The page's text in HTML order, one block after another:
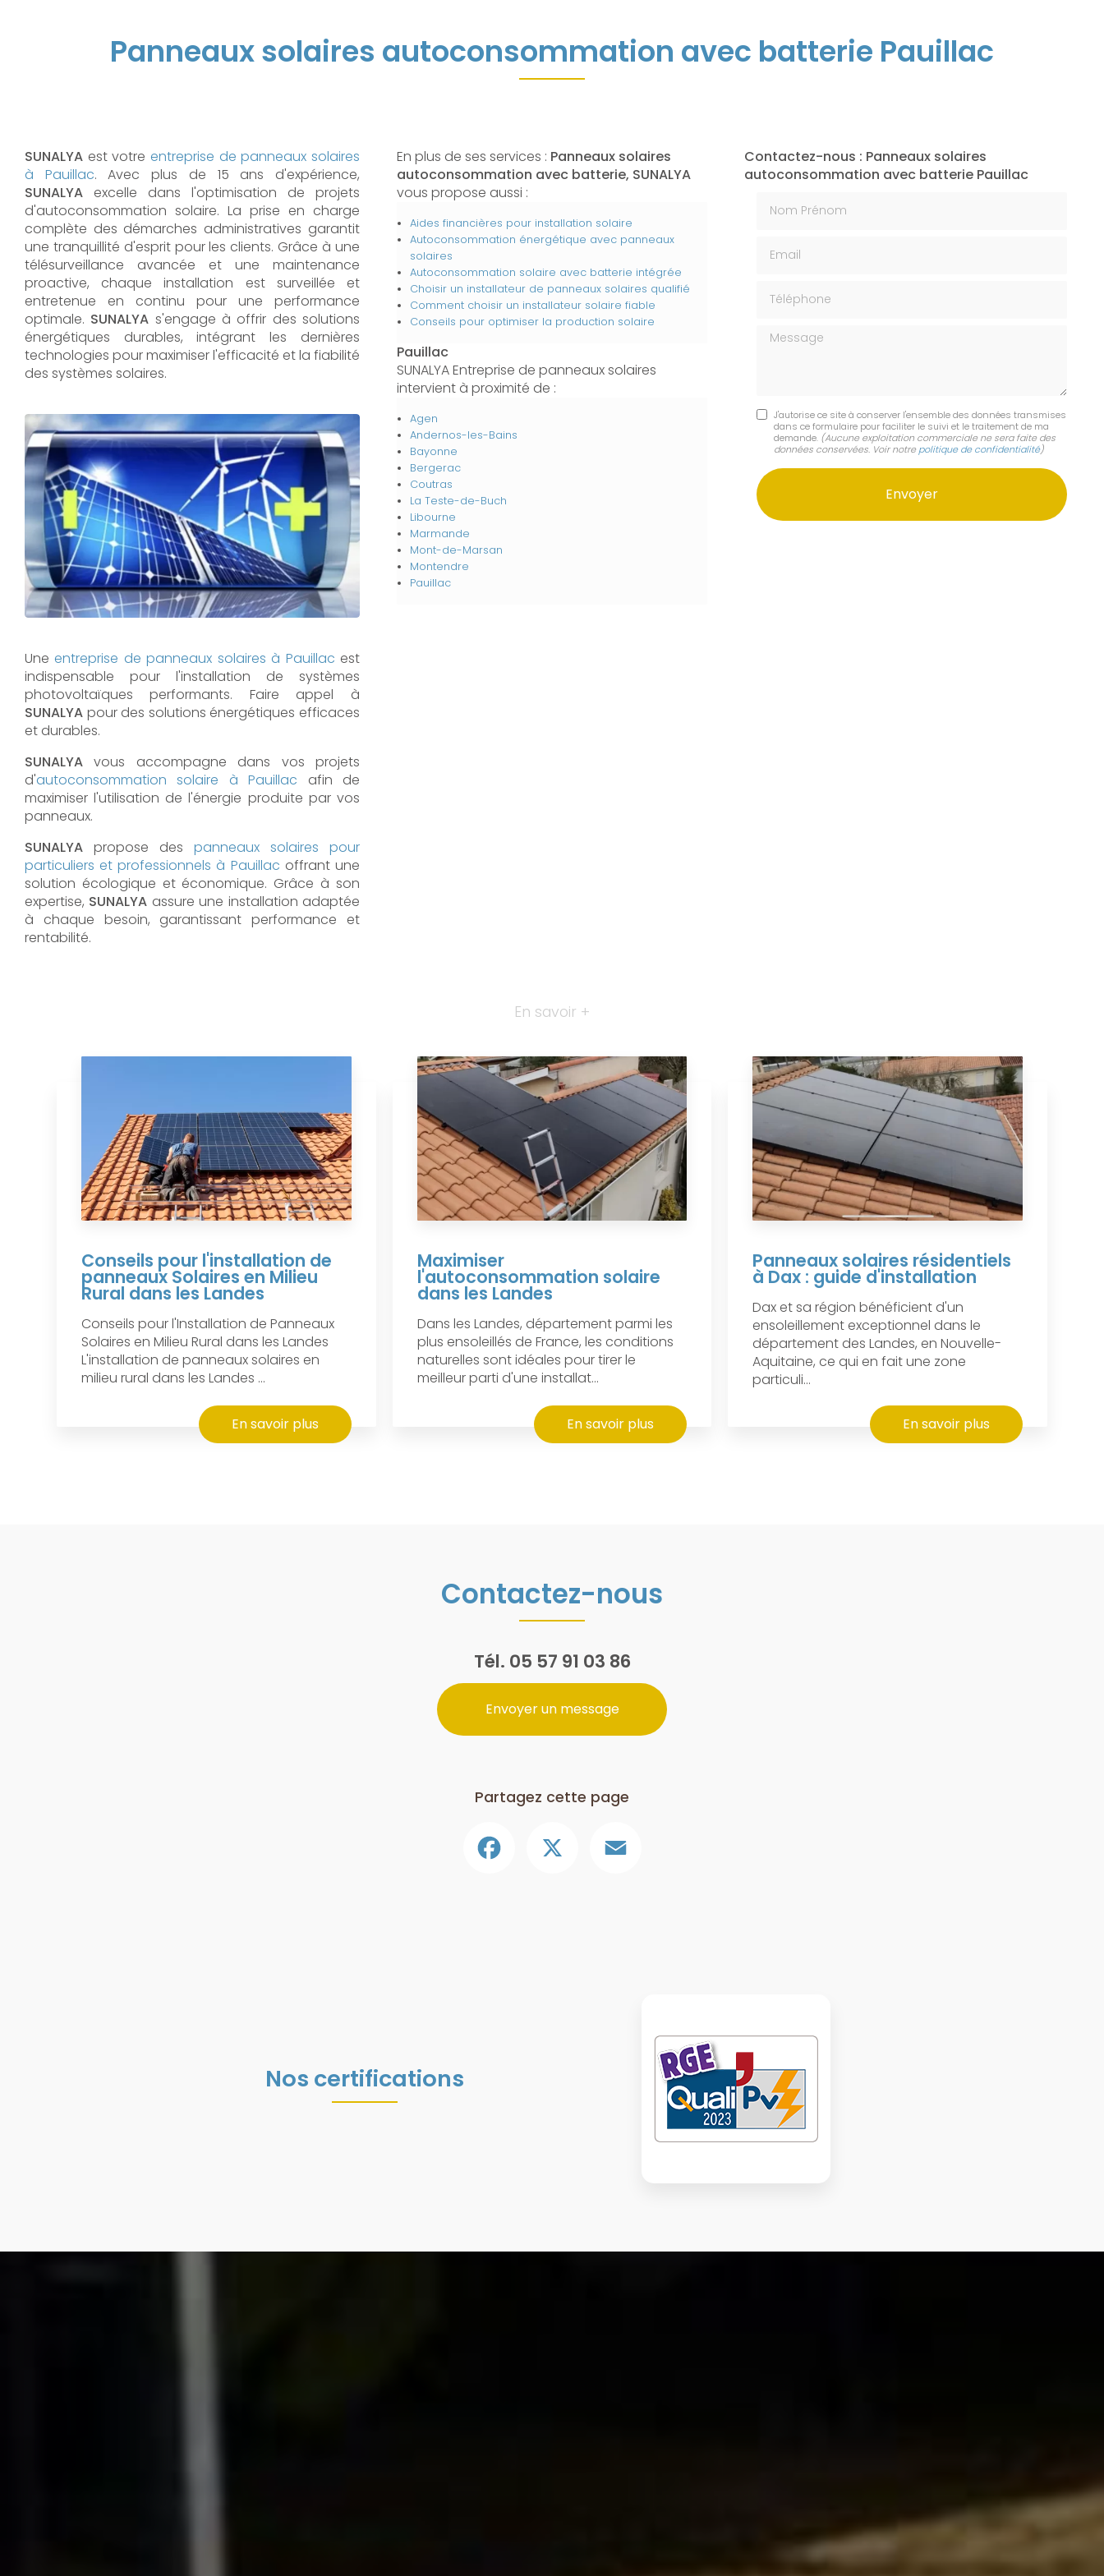
Panneaux solaires autoconsommation avec batterie Pauillac
SUNALYA est votre entreprise de panneaux solaires
à Pauillac. Avec plus de 15 ans d'expérience,
SUNALYA excelle dans l'optimisation de projets
d'autoconsommation solaire. La prise en charge
complète des démarches administratives garantit
une tranquillité d'esprit pour les clients. Grâce à une
télésurveillance avancée et une maintenance
proactive, chaque installation est surveillée et
entretenue en continu pour une performance
optimale. SUNALYA s'engage à offrir des solutions
énergétiques durables, intégrant les dernières
technologies pour maximiser l'efficacité et la fiabilité
des systèmes solaires.
Uneentreprise de panneaux solaires à Pauillac est
indispensable pour l'installation de systèmes
photovoltaïques performants. Faire appel à
SUNALYA pour des solutions énergétiques efficaces
et durables.
SUNALYA vous accompagne dans vos projets
d'autoconsommation solaire àPauillac afin de
maximiser l'utilisation de l'énergie produite par vos
panneaux.
SUNALYA propose des panneaux solaires pour
particuliers et professionnels à Pauillac offrant une
solution écologique et économique. Grâce à son
expertise, SUNALYA assure une installation adaptée
à chaque besoin, garantissant performance et
rentabilité.
En plus de ses services : Panneaux solaires
autoconsommation avec batterie, SUNALYA
vous propose aussi :
Aides financières pour installation solaire
Autoconsommation énergétique avec panneaux
solaires
Autoconsommation solaire avec batterie intégrée
Choisir un installateur de panneaux solaires qualifié
Comment choisir un installateur solaire fiable
Conseils pour optimiser la production solaire
Pauillac
SUNALYA Entreprise de panneaux solaires
intervient à proximité de :
Agen
Andernos-les-Bains
Bayonne
Bergerac
Coutras
La Teste-de-Buch
Libourne
Marmande
Mont-de-Marsan
Montendre
Pauillac
Contactez-nous : Panneaux solaires
autoconsommation avec batterie Pauillac
Message
J'autorise ce site à conserver l'ensemble des données transmises
dans ce formulaire pour faciliter le suivi et le traitement de ma
demande. (Aucune exploitation commerciale ne sera faite des
données conservées. Voir notre politique de confidentialité)
En savoir +
Conseils pour l'installation de
panneaux Solaires en Milieu
Rural dans les Landes
Conseils pour l'Installation de Panneaux
Solaires en Milieu Rural dans les Landes
L'installation de panneaux solaires en
milieu rural dans les Landes ...
En savoir plus
Maximiser
l'autoconsommation solaire
dans les Landes
Dans les Landes, département parmi les
plus ensoleillés de France, les conditions
naturelles sont idéales pour tirer le
meilleur parti d'une installat...
En savoir plus
Panneaux solaires résidentiels
à Dax : guide d'installation
Dax et sa région bénéficient d'un
ensoleillement exceptionnel dans le
département des Landes, en Nouvelle-
Aquitaine, ce qui en fait une zone
particuli...
En savoir plus
Contactez-nous
Tél. 05 57 91 03 86
Envoyer un message
Partagez cette page
Nos certifications